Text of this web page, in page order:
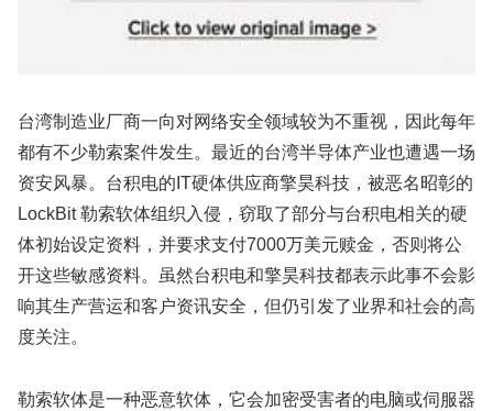
台湾制造业厂商一向对网络安全领域较为不重视，因此每年
都有不少勒索案件发生。最近的台湾半导体产业也遭遇一场
资安风暴。台积电的IT硬体供应商擎昊科技，被恶名昭彰的
LockBit 勒索软体组织入侵，窃取了部分与台积电相关的硬
体初始设定资料，并要求支付7000万美元赎金，否则将公
开这些敏感资料。虽然台积电和擎昊科技都表示此事不会影
响其生产营运和客户资讯安全，但仍引发了业界和社会的高
度关注。
勒索软体是一种恶意软体，它会加密受害者的电脑或伺服器